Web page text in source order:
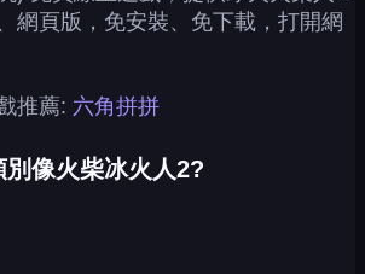
網頁版，免安裝、免下載，打開網
推薦: 六角拼拼
像火柴冰火人2?